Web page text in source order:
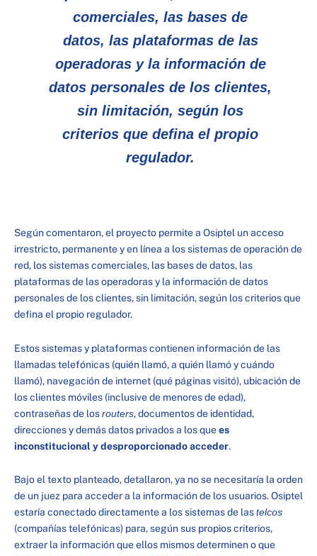
comerciales, las bases de
datos, las plataformas de las
operadoras y la información de
datos personales de los clientes,
sin limitación, según los
criterios que defina el propio
regulador.
Según comentaron, el proyecto permite a Osiptel un acceso
irrestricto, permanente y en línea a los sistemas de operación de
red, los sistemas comerciales, las bases de datos, las
plataformas de las operadoras y la información de datos
personales de los clientes, sin limitación, según los criterios que
defina el propio regulador.
Estos sistemas y plataformas contienen información de las
llamadas telefónicas (quién llamó, a quién llamó y cuándo
llamó), navegación de internet (qué páginas visitó), ubicación de
los clientes móviles (inclusive de menores de edad),
contraseñas de losrouters, documentos de identidad,
direcciones y demás datos privados a los quees
inconstitucional y desproporcionado acceder.
Bajo el texto planteado, detallaron, ya no se necesitaría la orden
de un juez para acceder a la información de los usuarios. Osiptel
estaría conectado directamente a los sistemas de lastelcos
(compañías telefónicas) para, según sus propios criterios,
extraer la información que ellos mismos determinen o que